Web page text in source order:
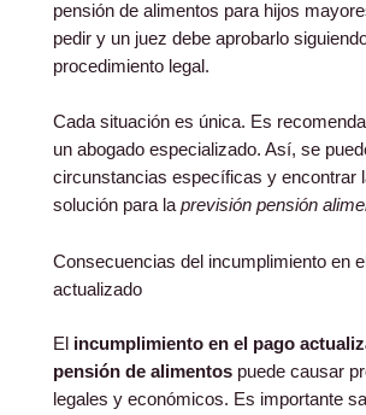
pensión de alimentos para hijos
pedir y un juez debe aprobarlo
procedimiento legal.
Cada situación es única. Es
un abogado especializado. Así, se
circunstancias específicas y encontrar
solución para laprevisión pensión
Consecuencias del incumplimiento en
actualizado
El incumplimiento en el pago
pensión de alimentos puede causar
legales y económicos. Es importante